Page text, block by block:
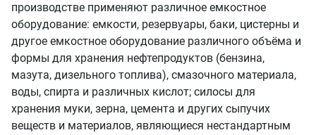
производстве применяют различное емкостное
оборудование: емкости, резервуары, баки, цистерны и
другое емкостное оборудование различного объёма и
формы для хранения нефтепродуктов (бензина,
мазута, дизельного топлива), смазочного материала,
воды, спирта и различных кислот; силосы для
хранения муки, зерна, цемента и других сыпучих
веществ и материалов, являющиеся нестандартным